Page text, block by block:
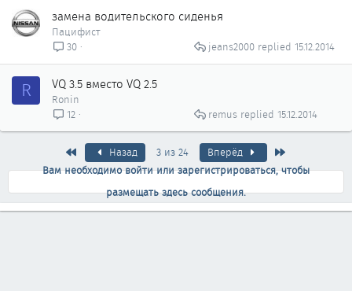
замена водительского сиденья
Пацифист
30
15.12.2014
jeans2000
R VQ 3.5 вместо VQ 2.5
Ronin
12
15.12.2014
remus
ПервыйНазад 3 из 24 Вперёд
Вам необходимо войти или зарегистрироваться, чтобы
размещать здесь сообщения.